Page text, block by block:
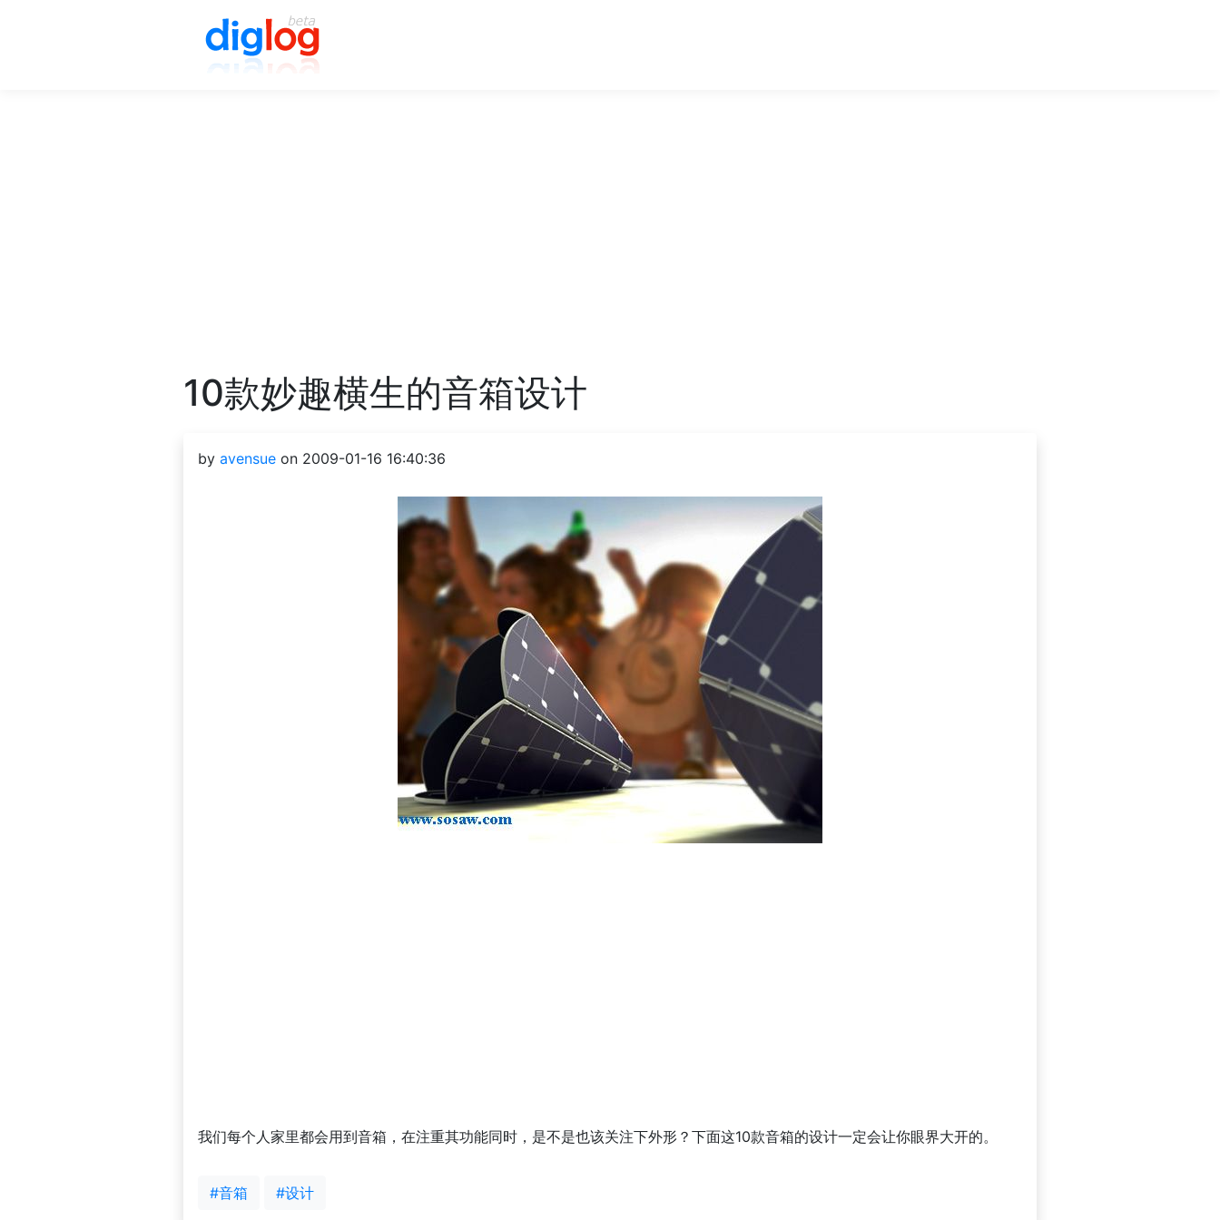
10款妙趣横生的音箱设计
by avensue on 2009-01-16 16:40:36
我们每个人家里都会用到音箱，在注重其功能同时，是不是也该关注下外形？下面这10款音箱的设计一定会让你眼界大开的。
#音箱 #设计